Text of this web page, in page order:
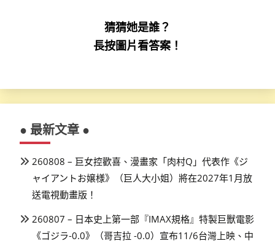
猜猜她是誰？
長按圖片看答案！
● 最新文章 ●
260808 – 巨女控歡喜、漫畫家「肉村Q」代表作《ジ
ャイアントお嬢様》（巨人大小姐）將在2027年1月放
送電視動畫版！
260807 – 日本史上第一部『IMAX規格』特製巨獸電影
《ゴジラ-0.0》（哥吉拉 -0.0）宣布11/6台灣上映、中